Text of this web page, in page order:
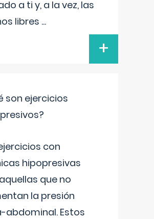
a ti y, a la vez, las
libres ...
+
son ejercicios
con
hipopresivas
que no
la presión
abdominal. Estos